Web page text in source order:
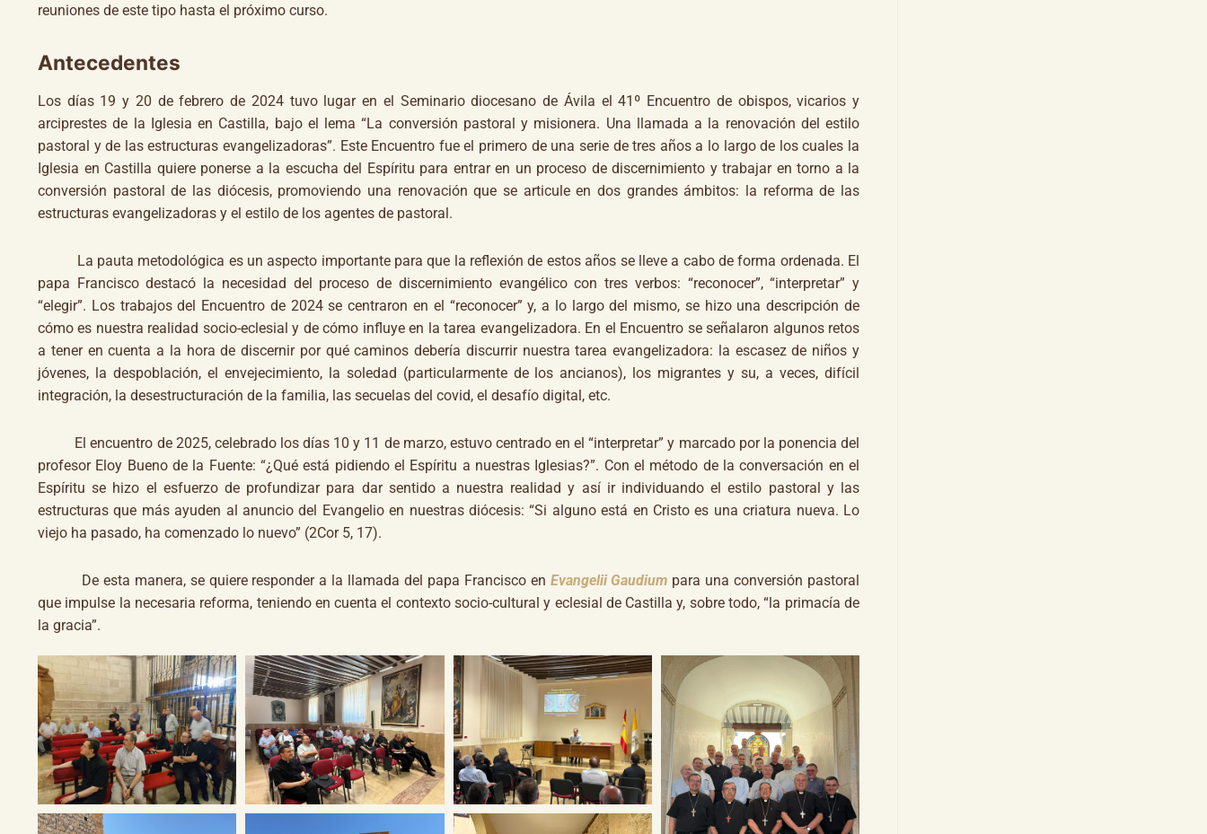
reuniones de este tipo hasta el próximo curso.
Antecedentes
Los días 19 y 20 de febrero de 2024 tuvo lugar en el Seminario diocesano de Ávila el 41º Encuentro de obispos, vicarios y
arciprestes de la Iglesia en Castilla, bajo el lema “La conversión pastoral y misionera. Una llamada a la renovación del estilo
pastoral y de las estructuras evangelizadoras”. Este Encuentro fue el primero de una serie de tres años a lo largo de los cuales la
Iglesia en Castilla quiere ponerse a la escucha del Espíritu para entrar en un proceso de discernimiento y trabajar en torno a la
conversión pastoral de las diócesis, promoviendo una renovación que se articule en dos grandes ámbitos: la reforma de las
estructuras evangelizadoras y el estilo de los agentes de pastoral.
La pauta metodológica es un aspecto importante para que la reflexión de estos años se lleve a cabo de forma ordenada. El
papa Francisco destacó la necesidad del proceso de discernimiento evangélico con tres verbos: “reconocer”, “interpretar” y
“elegir”. Los trabajos del Encuentro de 2024 se centraron en el “reconocer” y, a lo largo del mismo, se hizo una descripción de
cómo es nuestra realidad socio-eclesial y de cómo influye en la tarea evangelizadora. En el Encuentro se señalaron algunos retos
a tener en cuenta a la hora de discernir por qué caminos debería discurrir nuestra tarea evangelizadora: la escasez de niños y
jóvenes, la despoblación, el envejecimiento, la soledad (particularmente de los ancianos), los migrantes y su, a veces, difícil
integración, la desestructuración de la familia, las secuelas del covid, el desafío digital, etc.
El encuentro de 2025, celebrado los días 10 y 11 de marzo, estuvo centrado en el “interpretar” y marcado por la ponencia del
profesor Eloy Bueno de la Fuente: “¿Qué está pidiendo el Espíritu a nuestras Iglesias?”. Con el método de la conversación en el
Espíritu se hizo el esfuerzo de profundizar para dar sentido a nuestra realidad y así ir individuando el estilo pastoral y las
estructuras que más ayuden al anuncio del Evangelio en nuestras diócesis: “Si alguno está en Cristo es una criatura nueva. Lo
viejo ha pasado, ha comenzado lo nuevo” (2Cor 5, 17).
De esta manera, se quiere responder a la llamada del papa Francisco en Evangelii Gaudium para una conversión pastoral
que impulse la necesaria reforma, teniendo en cuenta el contexto socio-cultural y eclesial de Castilla y, sobre todo, “la primacía de
la gracia”.